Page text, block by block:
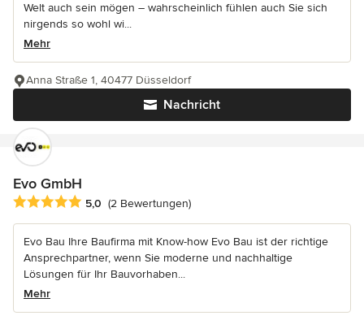
Welt auch sein mögen – wahrscheinlich fühlen auch Sie sich
nirgends so wohl wi...
Mehr
Nachricht
Anna Straße 1, 40477 Düsseldorf
Evo GmbH
Durchschnittliche Bewertung: 5 von 5 Sternen
5,0 (2 Bewertungen)
Evo Bau Ihre Baufirma mit Know-how Evo Bau ist der richtige
Ansprechpartner, wenn Sie moderne und nachhaltige
Lösungen für Ihr Bauvorhaben...
Mehr